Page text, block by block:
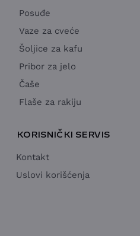
Posuđe
Vaze za cveće
Šoljice za kafu
Pribor za jelo
Čaše
Flaše za rakiju
KORISNIČKI SERVIS
Kontakt
Uslovi korišćenja